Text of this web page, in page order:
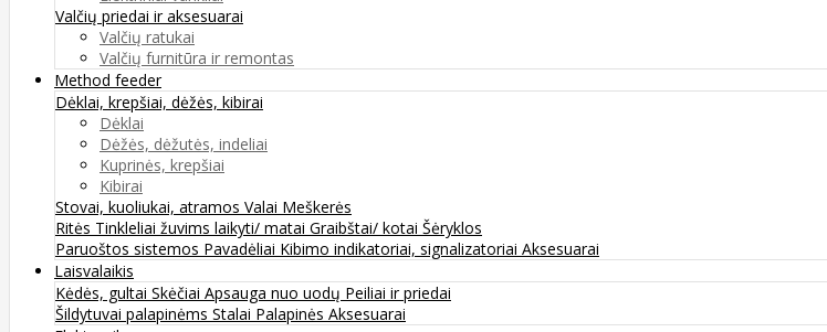
Valčių priedai ir aksesuarai
Valčių ratukai
Valčių furnitūra ir remontas
Method feeder
Dėklai, krepšiai, dėžės, kibirai
Dėklai
Dėžės, dėžutės, indeliai
Kuprinės, krepšiai
Kibirai
Stovai, kuoliukai, atramos Valai Meškerės
Ritės Tinkleliai žuvims laikyti/ matai Graibštai/ kotai Šėryklos
Paruoštos sistemos Pavadėliai Kibimo indikatoriai, signalizatoriai Aksesuarai
Laisvalaikis
Kėdės, gultai Skėčiai Apsauga nuo uodų Peiliai ir priedai
Šildytuvai palapinėms Stalai Palapinės Aksesuarai